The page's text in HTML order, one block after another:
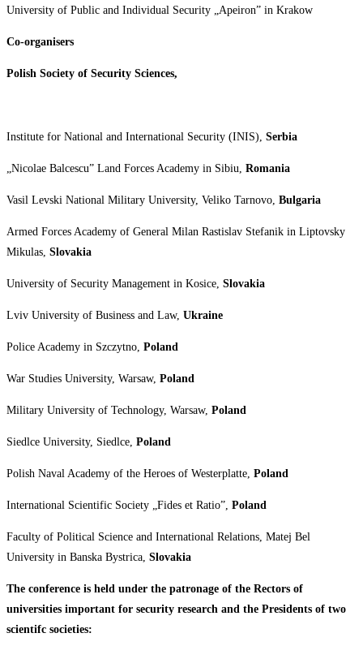
University of Public and Individual Security „Apeiron” in Krakow
Co-organisers
Polish Society of Security Sciences,
Institute for National and International Security (INIS), Serbia
„Nicolae Balcescu” Land Forces Academy in Sibiu, Romania
Vasil Levski National Military University, Veliko Tarnovo, Bulgaria
Armed Forces Academy of General Milan Rastislav Stefanik in Liptovsky
Mikulas, Slovakia
University of Security Management in Kosice, Slovakia
Lviv University of Business and Law, Ukraine
Police Academy in Szczytno, Poland
War Studies University, Warsaw, Poland
Military University of Technology, Warsaw, Poland
Siedlce University, Siedlce, Poland
Polish Naval Academy of the Heroes of Westerplatte, Poland
International Scientific Society „Fides et Ratio”, Poland
Faculty of Political Science and International Relations, Matej Bel
University in Banska Bystrica, Slovakia
The conference is held under the patronage of the Rectors of
universities important for security research and the Presidents of two
scientifc societies: